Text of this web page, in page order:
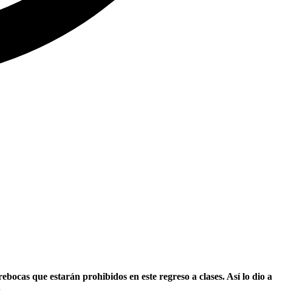
que estarán prohibidos en este regreso a clases. Así lo dio a